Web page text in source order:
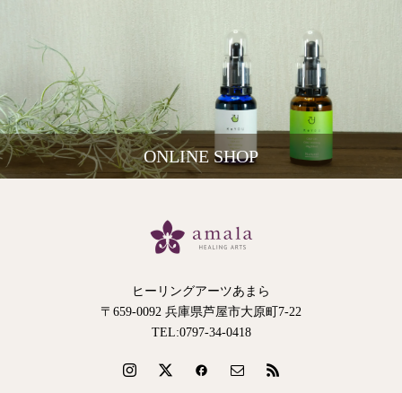
ONLINE SHOP
ヒーリングアーツあまら
〒659-0092 兵庫県芦屋市大原町7-22
TEL:0797-34-0418